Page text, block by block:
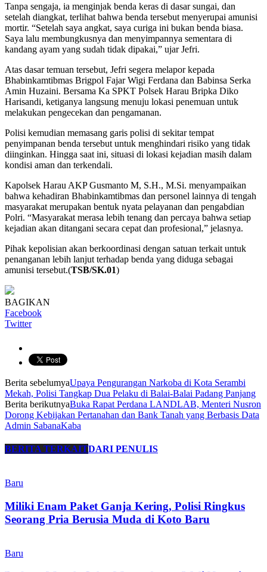
Tanpa sengaja, ia menginjak benda keras di dasar sungai, dan
setelah diangkat, terlihat bahwa benda tersebut menyerupai amunisi
mortir. “Setelah saya angkat, saya curiga ini bukan benda biasa.
Saya lalu membungkusnya dan menyimpannya sementara di
kandang ayam yang sudah tidak dipakai,” ujar Jefri.
Atas dasar temuan tersebut, Jefri segera melapor kepada
Bhabinkamtibmas Brigpol Fajar Wigi Ferdana dan Babinsa Serka
Amin Huzaini. Bersama Ka SPKT Polsek Harau Bripka Diko
Harisandi, ketiganya langsung menuju lokasi penemuan untuk
melakukan pengecekan dan pengamanan.
Polisi kemudian memasang garis polisi di sekitar tempat
penyimpanan benda tersebut untuk menghindari risiko yang tidak
diinginkan. Hingga saat ini, situasi di lokasi kejadian masih dalam
kondisi aman dan terkendali.
Kapolsek Harau AKP Gusmanto M, S.H., M.Si. menyampaikan
bahwa kehadiran Bhabinkamtibmas dan personel lainnya di tengah
masyarakat merupakan bentuk nyata pelayanan dan pengabdian
Polri. “Masyarakat merasa lebih tenang dan percaya bahwa setiap
kejadian akan ditangani secara cepat dan profesional,” jelasnya.
Pihak kepolisian akan berkoordinasi dengan satuan terkait untuk
penanganan lebih lanjut terhadap benda yang diduga sebagai
amunisi tersebut.(TSB/SK.01)
BAGIKAN
Facebook
Twitter
Berita sebelumyaUpaya Pengurangan Narkoba di Kota Serambi
Mekah, Polisi Tangkap Dua Pelaku di Balai-Balai Padang Panjang
Berita berikutnyaBuka Rapat Perdana LANDLAB, Menteri Nusron
Dorong Kebijakan Pertanahan dan Bank Tanah yang Berbasis Data
Admin SabanaKaba
BERITA TERKAITDARI PENULIS
Baru
Miliki Enam Paket Ganja Kering, Polisi Ringkus
Seorang Pria Berusia Muda di Koto Baru
Baru